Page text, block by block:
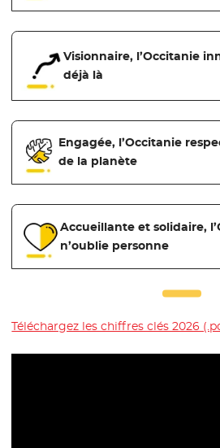
Visionnaire, l’Occitanie
déjà là
Engagée, l’Occitanie
de la planète
Accueillante et solidaire,
n’oublie personne
Téléchargez les chiffres clés 2026